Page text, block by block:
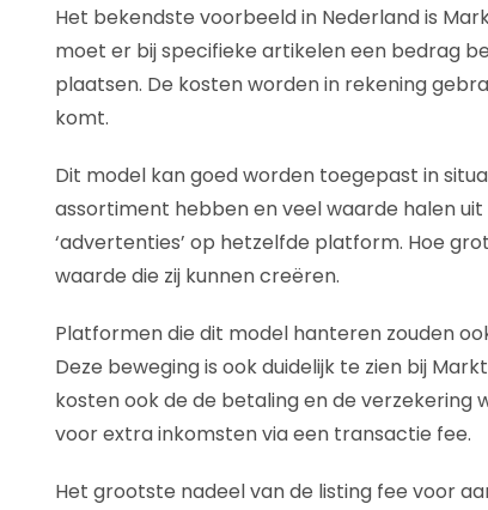
Het bekendste voorbeeld in Nederland is
moet er bij specifieke artikelen een bedrag
plaatsen. De kosten worden in rekening
komt.
Dit model kan goed worden toegepast in
assortiment hebben en veel waarde halen
‘advertenties’ op hetzelfde platform. Hoe
waarde die zij kunnen creëren.
Platformen die dit model hanteren zouden
Deze beweging is ook duidelijk te zien bij
kosten ook de de betaling en de
voor extra inkomsten via een transactie fee.
Het grootste nadeel van de listing fee voor